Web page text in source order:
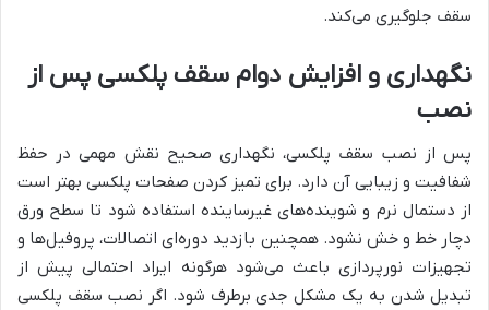
سقف جلوگیری می‌کند.
نگهداری و افزایش دوام سقف پلکسی پس از
نصب
پس از نصب سقف پلکسی، نگهداری صحیح نقش مهمی در حفظ
شفافیت و زیبایی آن دارد. برای تمیز کردن صفحات پلکسی بهتر است
از دستمال نرم و شوینده‌های غیرساینده استفاده شود تا سطح ورق
دچار خط و خش نشود. همچنین بازدید دوره‌ای اتصالات، پروفیل‌ها و
تجهیزات نورپردازی باعث می‌شود هرگونه ایراد احتمالی پیش از
تبدیل شدن به یک مشکل جدی برطرف شود. اگر نصب سقف پلکسی